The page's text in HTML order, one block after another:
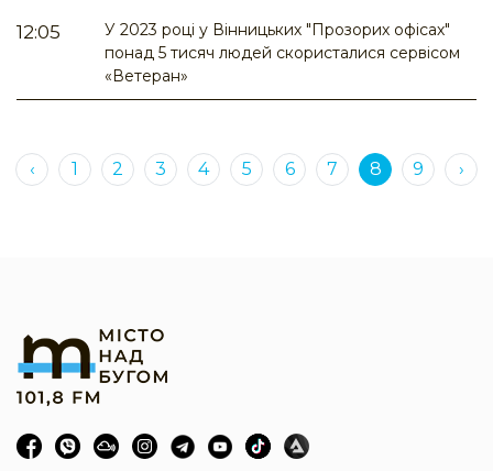
12:05
У 2023 році у Вінницьких "Прозорих офісах"
понад 5 тисяч людей скористалися сервісом
«Ветеран»
‹ 1 2 3 4 5 6 7 8 9 ›